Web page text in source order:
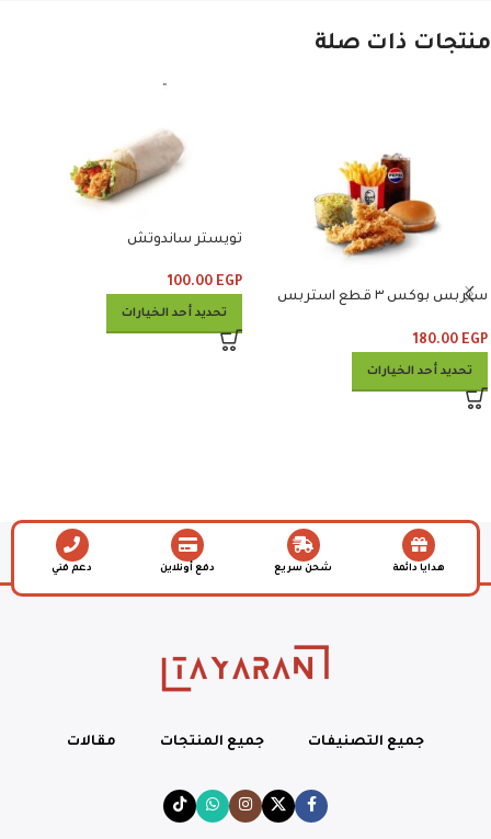
منتجات ذات صلة
ستربس بوكس ٣ قطع استربس
180.00 EGP
تحديد أحد الخيارات
تويستر ساندوتش
100.00 EGP
تحديد أحد الخيارات
هدايا دائمة شحن سريع دفع أونلاين دعم فني
جميع التصنيفات جميع المنتجات مقالات